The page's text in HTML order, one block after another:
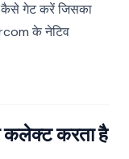
कैसे गेट करें जिसका
के नेटिव
करता है